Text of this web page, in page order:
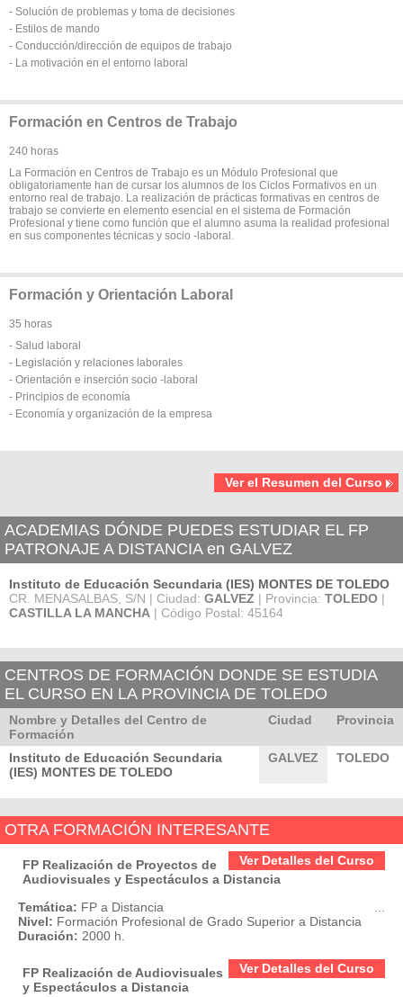
- Solución de problemas y toma de decisiones
- Estilos de mando
- Conducción/dirección de equipos de trabajo
- La motivación en el entorno laboral
Formación en Centros de Trabajo
240 horas
La Formación en Centros de Trabajo es un Módulo Profesional que
obligatoriamente han de cursar los alumnos de los Ciclos Formativos en un
entorno real de trabajo. La realización de prácticas formativas en centros de
trabajo se convierte en elemento esencial en el sistema de Formación
Profesional y tiene como función que el alumno asuma la realidad profesional
en sus componentes técnicas y socio -laboral.
Formación y Orientación Laboral
35 horas
- Salud laboral
- Legislación y relaciones laborales
- Orientación e inserción socio -laboral
- Principios de economía
- Economía y organización de la empresa
Ver el Resumen del Curso
ACADEMIAS DÓNDE PUEDES ESTUDIAR EL FP
PATRONAJE A DISTANCIA en GALVEZ
Instituto de Educación Secundaria (IES) MONTES DE TOLEDO
CR. MENASALBAS, S/N | Ciudad: GALVEZ | Provincia: TOLEDO |
CASTILLA LA MANCHA | Código Postal: 45164
CENTROS DE FORMACIÓN DONDE SE ESTUDIA
EL CURSO EN LA PROVINCIA DE TOLEDO
Nombre y Detalles del Centro de
Formación
Ciudad Provincia
Instituto de Educación Secundaria
(IES) MONTES DE TOLEDO
GALVEZ TOLEDO
OTRA FORMACIÓN INTERESANTE
Ver Detalles del Curso
FP Realización de Proyectos de
Audiovisuales y Espectáculos a Distancia
Temática: FP a Distancia
Nivel: Formación Profesional de Grado Superior a Distancia
Duración: 2000 h.
Ver Detalles del Curso
FP Realización de Audiovisuales
y Espectáculos a Distancia